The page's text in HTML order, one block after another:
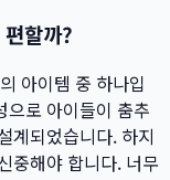
할까?
아이템 중 하나입
으로 아이들이 춤추
계되었습니다. 하지
중해야 합니다. 너무